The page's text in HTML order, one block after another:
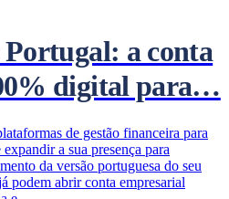
Portugal: a conta
digital para…
de gestão financeira para
a sua presença para
da versão portuguesa do seu
podem abrir conta empresarial